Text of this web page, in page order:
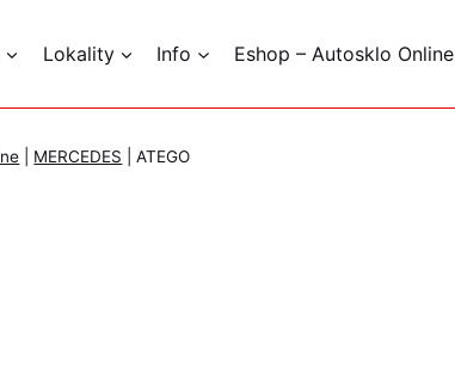
Lokality Info Eshop – Autosklo Online
MERCEDES |ATEGO